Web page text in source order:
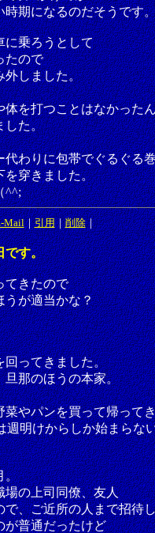
期になるのだそうです
に乗ろうとして
たので
外しました。
を打つことはなかった
した。
わりに包帯でぐるぐる
を穿きました。
^^;
Mail｜引用｜削除｜
です。
てきたので
うが適当かな？
回ってきました。
旦那のほうの本家。
やパンを買って帰って
週明けからしか始まらな
。
場の上司同僚、友人
、ご近所の人まで招待
が普通だったけど